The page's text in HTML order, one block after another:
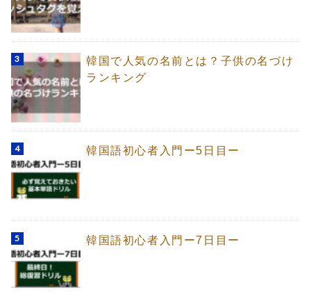
韓国で人気の名前とは？子供の名づけ
ランキング
韓国語初心者入門ー5日目ー
韓国語初心者入門ー7日目ー